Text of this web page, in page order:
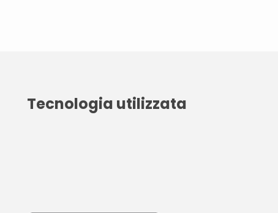
Tecnologia utilizzata